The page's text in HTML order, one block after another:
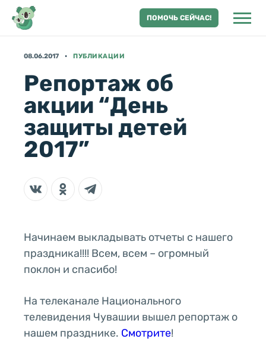
ПОМОЧЬ СЕЙЧАС!
08.06.2017 ПУБЛИКАЦИИ
Репортаж об
акции “День
защиты детей
2017”
Начинаем выкладывать отчеты с нашего
праздника!!!! Всем, всем – огромный
поклон и спасибо!
На телеканале Национального
телевидения Чувашии вышел репортаж о
нашем празднике. Смотрите!